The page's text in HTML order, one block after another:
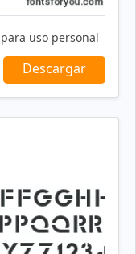
uso personal
Descargar